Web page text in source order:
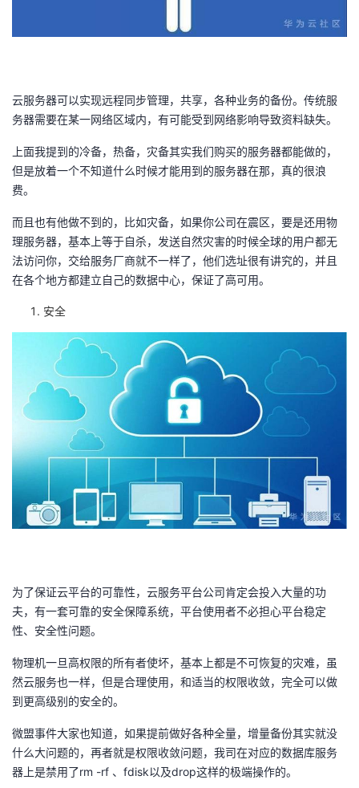
云服务器可以实现远程同步管理，共享，各种业务的备份。传统服
务器需要在某一网络区域内，有可能受到网络影响导致资料缺失。
上面我提到的冷备，热备，灾备其实我们购买的服务器都能做的，
但是放着一个不知道什么时候才能用到的服务器在那，真的很浪
费。
而且也有他做不到的，比如灾备，如果你公司在震区，要是还用物
理服务器，基本上等于自杀，发送自然灾害的时候全球的用户都无
法访问你，交给服务厂商就不一样了，他们选址很有讲究的，并且
在各个地方都建立自己的数据中心，保证了高可用。
安全
为了保证云平台的可靠性，云服务平台公司肯定会投入大量的功
夫，有一套可靠的安全保障系统，平台使用者不必担心平台稳定
性、安全性问题。
物理机一旦高权限的所有者使坏，基本上都是不可恢复的灾难，虽
然云服务也一样，但是合理使用，和适当的权限收敛，完全可以做
到更高级别的安全的。
微盟事件大家也知道，如果提前做好各种全量，增量备份其实就没
什么大问题的，再者就是权限收敛问题，我司在对应的数据库服务
器上是禁用了rm -rf 、fdisk以及drop这样的极端操作的。